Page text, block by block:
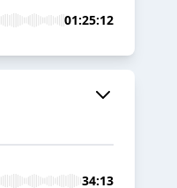
01:25:12
34:13